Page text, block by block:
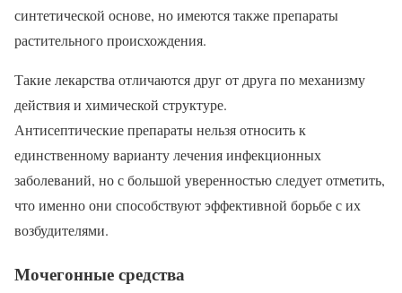
синтетической основе, но имеются также препараты
растительного происхождения.
Такие лекарства отличаются друг от друга по механизму
действия и химической структуре.
Антисептические препараты нельзя относить к
единственному варианту лечения инфекционных
заболеваний, но с большой уверенностью следует отметить,
что именно они способствуют эффективной борьбе с их
возбудителями.
Мочегонные средства